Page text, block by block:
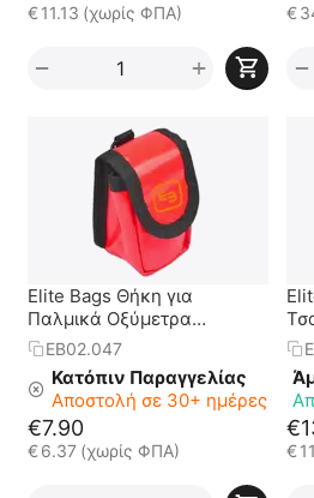
€ 11.13 (χωρίς ΦΠΑ)
+
−
€
−
Elite Bags Θήκη για
Παλμικά Οξύμετρα
Δαχτύλου Κόκκινη
EB02.047
Κατόπιν Παραγγελίας
Αποστολή σε 30+ ημέρες
€7.90
€ 6.37 (χωρίς ΦΠΑ)
€
€